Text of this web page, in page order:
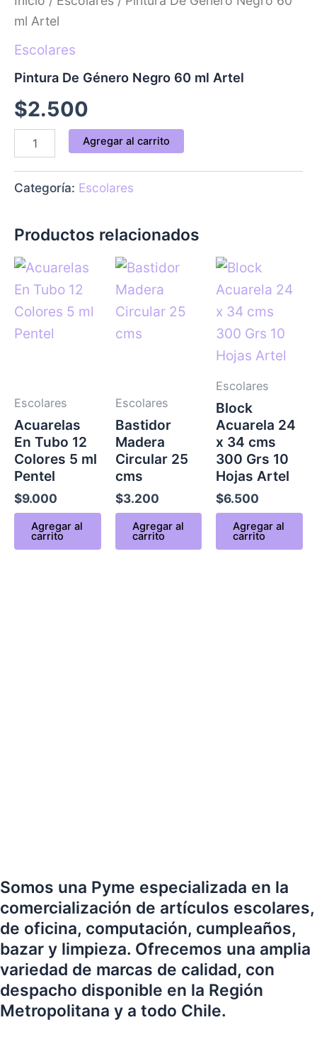
ml Artel
Escolares
Pintura De Género Negro 60 ml Artel
$2.500
60
ml
cantidad
Agregar al carrito
Categoría: Escolares
Productos relacionados
Escolares
Acuarelas
En Tubo 12
Colores 5 ml
Pentel
$9.000
Agregar al
carrito
Escolares
Bastidor
Madera
Circular 25
cms
$3.200
Agregar al
carrito
Escolares
Block
Acuarela 24
x 34 cms
300 Grs 10
Hojas Artel
$6.500
Agregar al
carrito
Somos una Pyme especializada en la
comercialización de artículos escolares,
de oficina, computación, cumpleaños,
bazar y limpieza. Ofrecemos una amplia
variedad de marcas de calidad, con
despacho disponible en la Región
Metropolitana y a todo Chile.